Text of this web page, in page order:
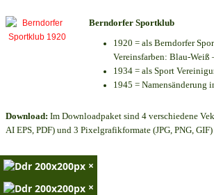
Berndorfer Sportklub
1920 = als Berndorfer
Vereinsfarben: Blau-Weiß
1934 = als Sport
1945 = Namensänderung
Download: Im Downloadpaket sind 4 verschiedene
AI EPS, PDF) und 3 Pixelgrafikformate (JPG, PNG,
×
×